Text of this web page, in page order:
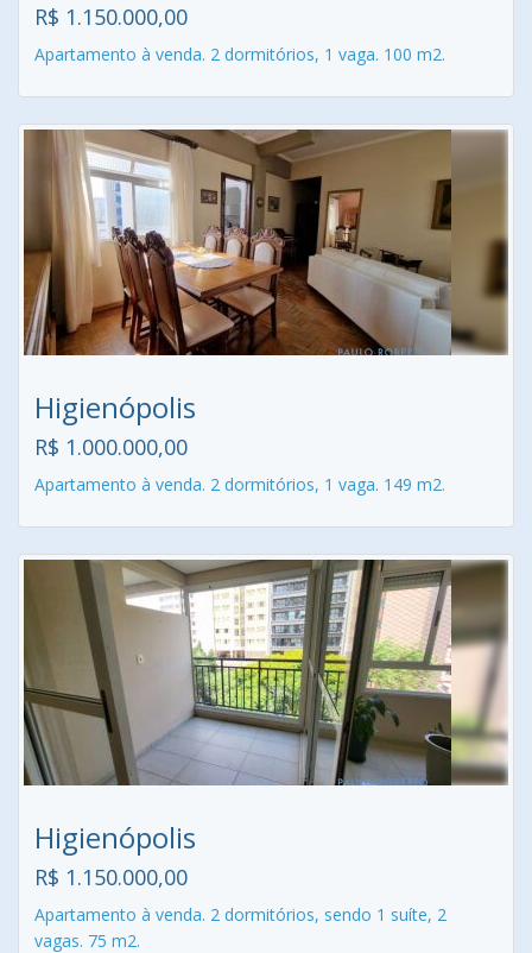
R$ 1.150.000,00
Apartamento à venda. 2 dormitórios, 1 vaga. 100 m2.
Higienópolis
R$ 1.000.000,00
Apartamento à venda. 2 dormitórios, 1 vaga. 149 m2.
Higienópolis
R$ 1.150.000,00
Apartamento à venda. 2 dormitórios, sendo 1 suíte, 2
vagas. 75 m2.